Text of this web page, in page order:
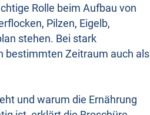
Rolle beim Aufbau von
Pilzen, Eigelb,
stehen. Bei stark
bestimmten Zeitraum auch als
und warum die Ernährung